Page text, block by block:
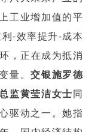
工业增加值的平
-效率提升-成本
，正在成为抵消
量。交银施罗德
监黄莹洁女士同
驱动之一。她指